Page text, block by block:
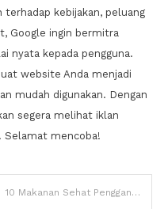
kebijakan, peluang
Google ingin bermitra
nyata kepada pengguna.
website Anda menjadi
mudah digunakan. Dengan
segera melihat iklan
Selamat mencoba!
10 Makanan Sehat Pengganti Nasi untuk Diet yang Tetap Kenyang